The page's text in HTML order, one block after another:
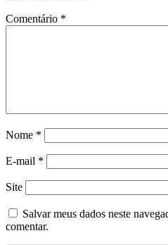
Comentário *
Nome *
E-mail *
Site
Salvar meus dados neste
comentar.